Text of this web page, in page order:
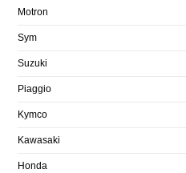
Motron
Sym
Suzuki
Piaggio
Kymco
Kawasaki
Honda